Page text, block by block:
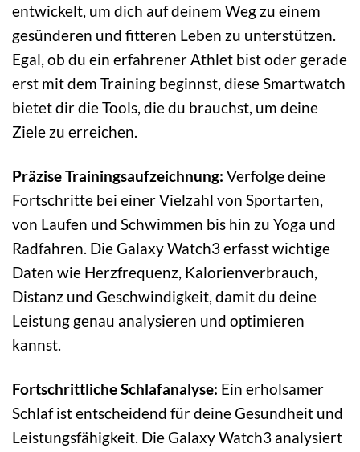
entwickelt, um dich auf deinem Weg zu einem
gesünderen und fitteren Leben zu unterstützen.
Egal, ob du ein erfahrener Athlet bist oder gerade
erst mit dem Training beginnst, diese Smartwatch
bietet dir die Tools, die du brauchst, um deine
Ziele zu erreichen.
Präzise Trainingsaufzeichnung: Verfolge deine
Fortschritte bei einer Vielzahl von Sportarten,
von Laufen und Schwimmen bis hin zu Yoga und
Radfahren. Die Galaxy Watch3 erfasst wichtige
Daten wie Herzfrequenz, Kalorienverbrauch,
Distanz und Geschwindigkeit, damit du deine
Leistung genau analysieren und optimieren
kannst.
Fortschrittliche Schlafanalyse: Ein erholsamer
Schlaf ist entscheidend für deine Gesundheit und
Leistungsfähigkeit. Die Galaxy Watch3 analysiert